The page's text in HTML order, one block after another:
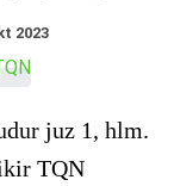
2023
juz 1, hlm.
TQN